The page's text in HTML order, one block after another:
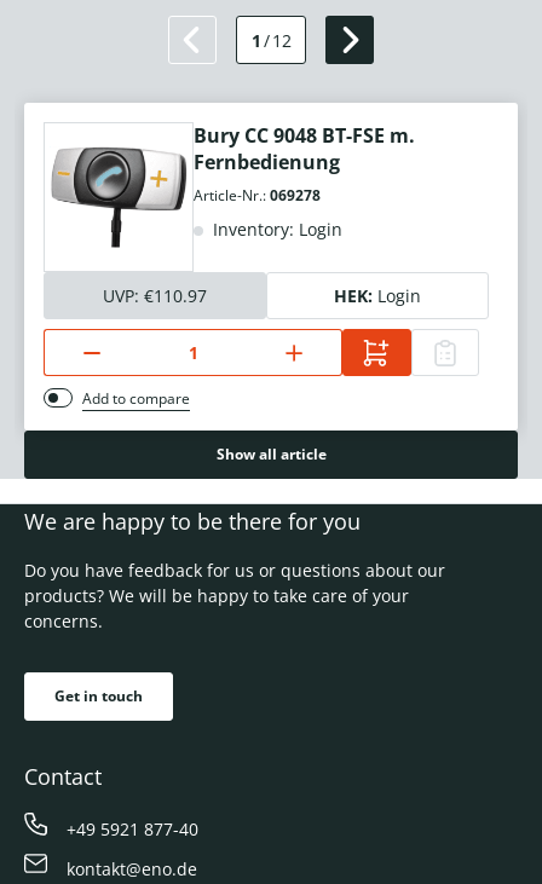
1 /12
Bury CC 9048 BT-FSE m.
Fernbedienung
Article-Nr.:069278
Inventory: Login
UVP: €110.97 HEK: Login
Add to compare
Show all article
We are happy to be there for you
Do you have feedback for us or questions about our
products? We will be happy to take care of your
concerns.
Get in touch
Contact
+49 5921 877-40
kontakt@eno.de